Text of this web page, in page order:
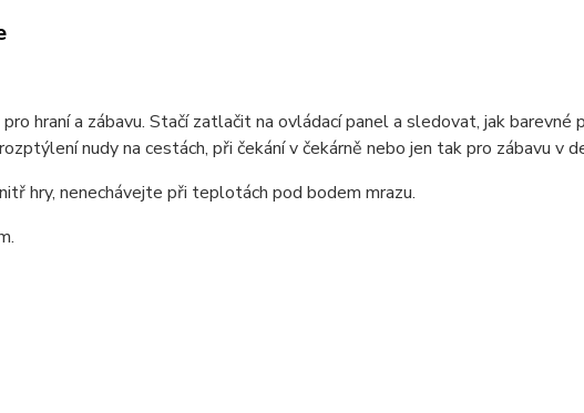
hraní a zábavu. Stačí zatlačit na ovládací panel a sledovat, jak barevné
nudy na cestách, při čekání v čekárně nebo jen tak pro zábavu v
hry, nenechávejte při teplotách pod bodem mrazu.